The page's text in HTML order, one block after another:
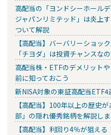
高配当の「ヨンドシーホール
ジャパンリミテッド」は炎上
ついて解説
【高配当】バーバリーショッ
「チヨダ」は投資チャンスな
高配当株・ETFのデメリット
前に知っておこう
新NISA対象の東証高配当ETF4
【高配当】100年以上の歴史
部」の隠れ優秀銘柄を解説し
【高配当】利回り4％が狙え